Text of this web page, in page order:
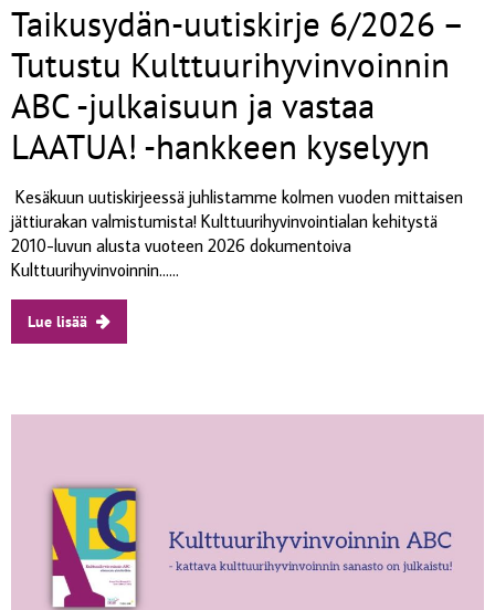
Taikusydän-uutiskirje 6/2026 –
Tutustu Kulttuurihyvinvoinnin
ABC -julkaisuun ja vastaa
LAATUA! -hankkeen kyselyyn
Kesäkuun uutiskirjeessä juhlistamme kolmen vuoden mittaisen
jättiurakan valmistumista! Kulttuurihyvinvointialan kehitystä
2010-luvun alusta vuoteen 2026 dokumentoiva
Kulttuurihyvinvoinnin......
Lue lisää